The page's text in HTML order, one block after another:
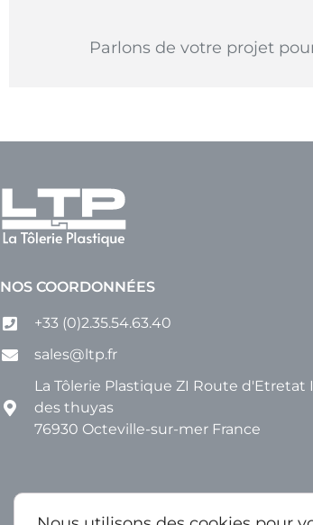
Parlons de votre projet
NOS COORDONNÉES
+33 (0)2.35.54.63.40
sales@ltp.fr
La Tôlerie Plastique ZI Route d'Etretat
des thuyas
76930 Octeville-sur-mer France